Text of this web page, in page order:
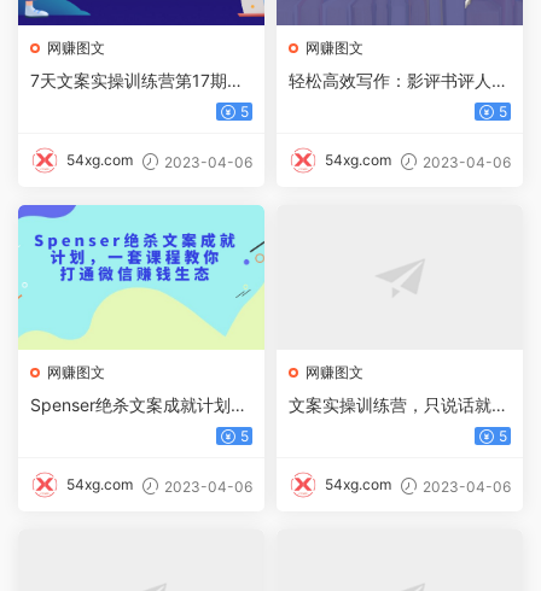
网赚图文
7天文案实操训练营第17期，
让不会写文案的人，写出一篇
5
54xg.com 2023-04-06
网赚图文
轻松高效写作：影评书评人物
5
54xg.com 2023-04-06
网赚图文
Spenser绝杀文案成就计划，
一套课程教你打通微信赚钱生
5
54xg.com 2023-04-06
网赚图文
文案实操训练营，只说话就能
5
54xg.com 2023-04-06